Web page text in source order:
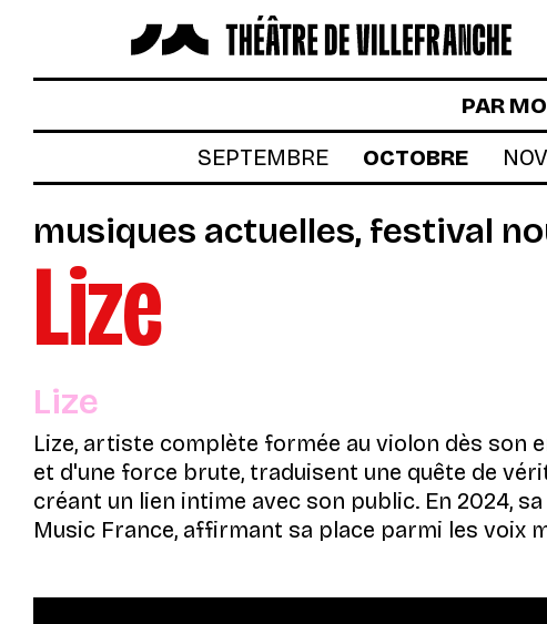
AUTOUR DES SPECTACLES
LE THÉÂTRE
ACTUALITÉS
BILLETTERIE
VOTRE VENUE AU THÉÂTRE
PAR
SEPTEMBRE
OCTOBRE
musiques actuelles festival
Lize
Lize
Lize, artiste complète formée au violon dès son
et d'une force brute, traduisent une quête de
créant un lien intime avec son public. En 2024,
Music France, affirmant sa place parmi les voix